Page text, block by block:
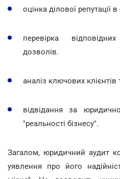
оцінка ділової репутації
перевірка
дозволів.
аналіз ключових клієнтів
відвідання за
"реальності бізнесу".
Загалом, юридичний аудит
уявлення про його